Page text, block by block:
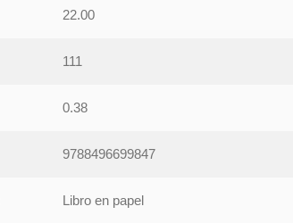
22.00
111
0.38
9788496699847
Libro en papel